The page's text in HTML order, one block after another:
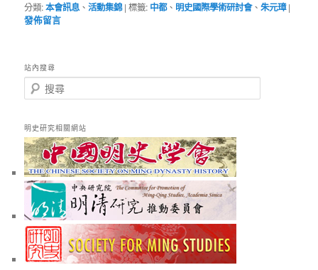
分類:本會訊息、活動集錦 |標籤: 中都、 明史國際學術研討會、朱元璋 |
發佈留言
站內搜尋
搜
尋
明史研究相關網站